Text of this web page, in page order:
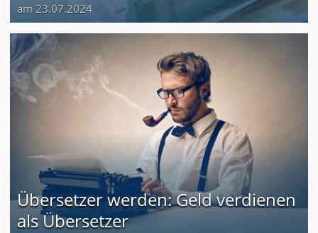
am 23.07.2024
Übersetzer werden: Geld verdienen
als Übersetzer